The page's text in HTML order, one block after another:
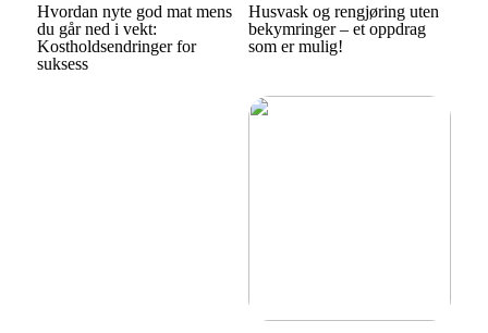
Hvordan nyte god mat mens
du går ned i vekt:
Kostholdsendringer for
suksess
Husvask og rengjøring uten
bekymringer – et oppdrag
som er mulig!